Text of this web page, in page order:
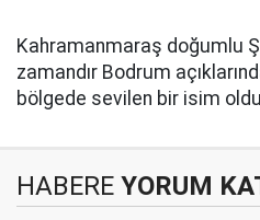
Kahramanmaraş doğumlu
zamandır Bodrum
bölgede sevilen bir isim
HABERE YORUM